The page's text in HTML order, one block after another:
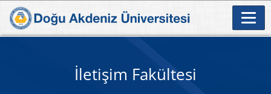
İletişim Fakültesi